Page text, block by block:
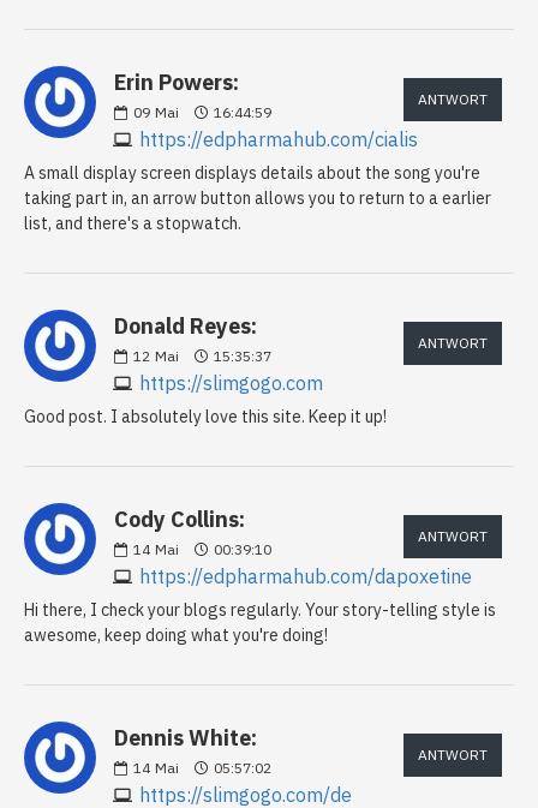
Erin Powers:
09 Mai 16:44:59
https://edpharmahub.com/cialis
ANTWORT
A small display screen displays details about the song you're
taking part in, an arrow button allows you to return to a earlier
list, and there's a stopwatch.
Donald Reyes:
12 Mai 15:35:37
https://slimgogo.com
ANTWORT
Good post. I absolutely love this site. Keep it up!
Cody Collins:
14 Mai 00:39:10
https://edpharmahub.com/dapoxetine
ANTWORT
Hi there, I check your blogs regularly. Your story-telling style is
awesome, keep doing what you're doing!
Dennis White:
14 Mai 05:57:02
https://slimgogo.com/de
ANTWORT